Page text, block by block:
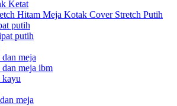
Ketat
Hitam Meja Kotak Cover Stretch Putih
putih
putih
meja
meja ibm
kayu
meja